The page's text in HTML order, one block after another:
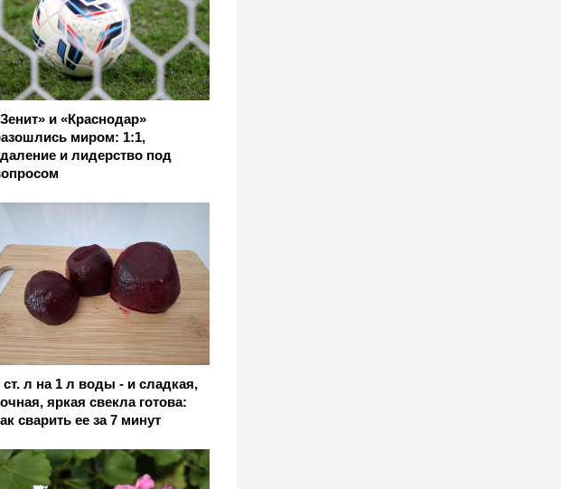
и «Краснодар»
миром: 1:1,
и лидерство под
ст. л на 1 л воды - и сладкая,
яркая свекла готова:
сварить ее за 7 минут